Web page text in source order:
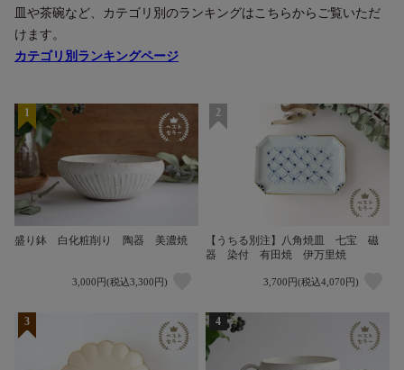
皿や茶碗など、カテゴリ別のランキングはこちらからご覧いただ
けます。
カテゴリ別ランキングページ
1
盛り鉢 白化粧削り 陶器 美濃焼
3,000円(税込3,300円)
2
【うちる別注】八角焼皿 七宝 磁
器 染付 有田焼 伊万里焼
3,700円(税込4,070円)
3 4